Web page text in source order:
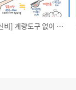
[알쓸신비] 계량도구 없이 계량하기